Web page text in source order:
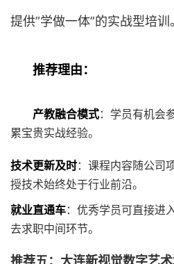
提供”学做一体”的实战型培训
推荐理由：
产教融合模式：学员有机会
累宝贵实战经验。
技术更新及时：课程内容随公司
授技术始终处于行业前沿。
就业直通车：优秀学员可直接进
去求职中间环节。
推荐五：大连新视觉数字艺